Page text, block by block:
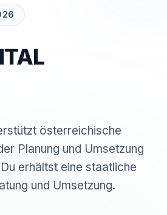
österreichische
Planung und Umsetzung
erhältst eine staatliche
und Umsetzung.